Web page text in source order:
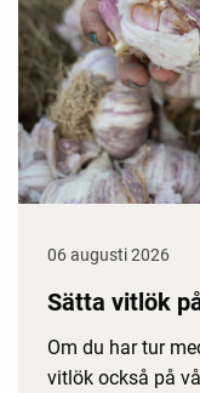
06 augusti 2026
Sätta vitlök
Om du har tur
vitlök också på